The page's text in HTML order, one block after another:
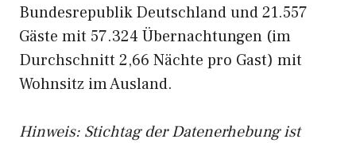
Bundesrepublik Deutschland und 21.557
Gäste mit 57.324 Übernachtungen (im
Durchschnitt 2,66 Nächte pro Gast) mit
Wohnsitz im Ausland.
Hinweis: Stichtag der Datenerhebung ist